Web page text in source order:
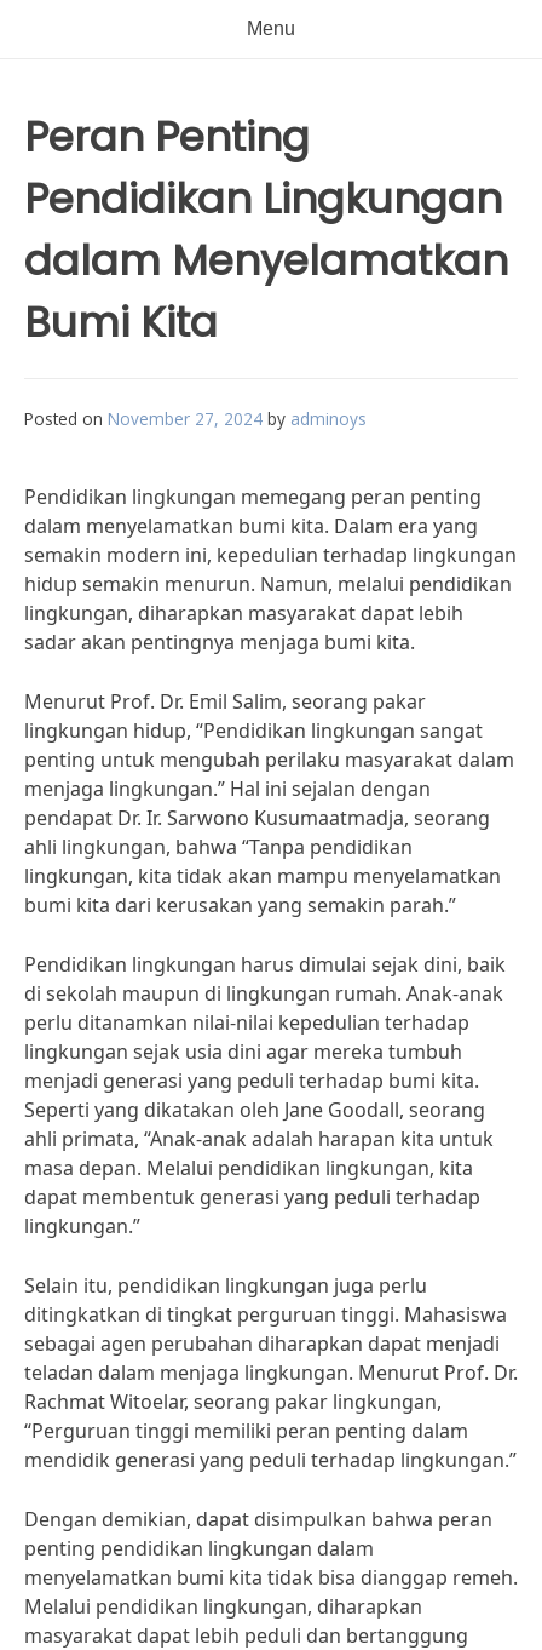
Menu
Peran Penting
Pendidikan Lingkungan
dalam Menyelamatkan
Bumi Kita
Posted on November 27, 2024 by adminoys
Pendidikan lingkungan memegang peran penting
dalam menyelamatkan bumi kita. Dalam era yang
semakin modern ini, kepedulian terhadap lingkungan
hidup semakin menurun. Namun, melalui pendidikan
lingkungan, diharapkan masyarakat dapat lebih
sadar akan pentingnya menjaga bumi kita.
Menurut Prof. Dr. Emil Salim, seorang pakar
lingkungan hidup, “Pendidikan lingkungan sangat
penting untuk mengubah perilaku masyarakat dalam
menjaga lingkungan.” Hal ini sejalan dengan
pendapat Dr. Ir. Sarwono Kusumaatmadja, seorang
ahli lingkungan, bahwa “Tanpa pendidikan
lingkungan, kita tidak akan mampu menyelamatkan
bumi kita dari kerusakan yang semakin parah.”
Pendidikan lingkungan harus dimulai sejak dini, baik
di sekolah maupun di lingkungan rumah. Anak-anak
perlu ditanamkan nilai-nilai kepedulian terhadap
lingkungan sejak usia dini agar mereka tumbuh
menjadi generasi yang peduli terhadap bumi kita.
Seperti yang dikatakan oleh Jane Goodall, seorang
ahli primata, “Anak-anak adalah harapan kita untuk
masa depan. Melalui pendidikan lingkungan, kita
dapat membentuk generasi yang peduli terhadap
lingkungan.”
Selain itu, pendidikan lingkungan juga perlu
ditingkatkan di tingkat perguruan tinggi. Mahasiswa
sebagai agen perubahan diharapkan dapat menjadi
teladan dalam menjaga lingkungan. Menurut Prof. Dr.
Rachmat Witoelar, seorang pakar lingkungan,
“Perguruan tinggi memiliki peran penting dalam
mendidik generasi yang peduli terhadap lingkungan.”
Dengan demikian, dapat disimpulkan bahwa peran
penting pendidikan lingkungan dalam
menyelamatkan bumi kita tidak bisa dianggap remeh.
Melalui pendidikan lingkungan, diharapkan
masyarakat dapat lebih peduli dan bertanggung